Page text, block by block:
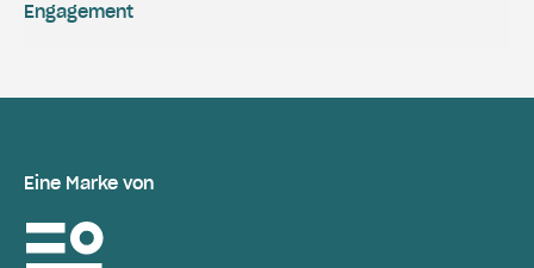
Engagement
Eine Marke von